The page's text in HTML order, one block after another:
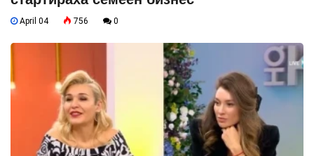
April 04 756 0